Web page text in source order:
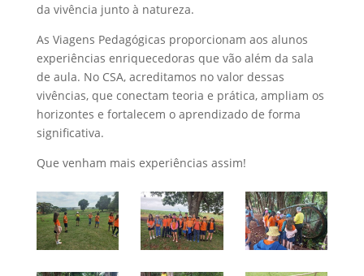
da vivência junto à natureza.
As Viagens Pedagógicas proporcionam aos alunos
experiências enriquecedoras que vão além da sala
de aula. No CSA, acreditamos no valor dessas
vivências, que conectam teoria e prática, ampliam os
horizontes e fortalecem o aprendizado de forma
significativa.
Que venham mais experiências assim!